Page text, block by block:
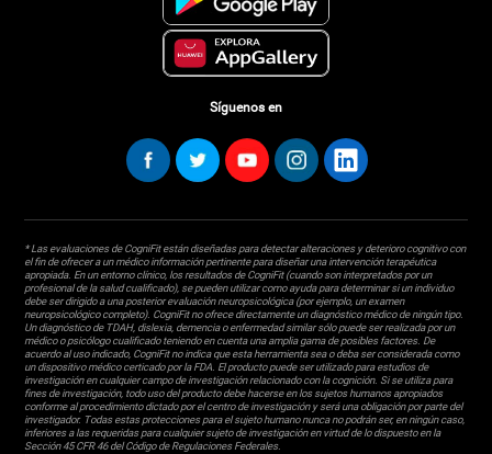
Síguenos en
* Las evaluaciones de CogniFit están diseñadas para detectar alteraciones y deterioro cognitivo con
el fin de ofrecer a un médico información pertinente para diseñar una intervención terapéutica
apropiada. En un entorno clínico, los resultados de CogniFit (cuando son interpretados por un
profesional de la salud cualificado), se pueden utilizar como ayuda para determinar si un individuo
debe ser dirigido a una posterior evaluación neuropsicológica (por ejemplo, un examen
neuropsicológico completo). CogniFit no ofrece directamente un diagnóstico médico de ningún tipo.
Un diagnóstico de TDAH, dislexia, demencia o enfermedad similar sólo puede ser realizada por un
médico o psicólogo cualificado teniendo en cuenta una amplia gama de posibles factores. De
acuerdo al uso indicado, CogniFit no indica que esta herramienta sea o deba ser considerada como
un dispositivo médico certicado por la FDA. El producto puede ser utilizado para estudios de
investigación en cualquier campo de investigación relacionado con la cognición. Si se utiliza para
fines de investigación, todo uso del producto debe hacerse en los sujetos humanos apropiados
conforme al procedimiento dictado por el centro de investigación y será una obligación por parte del
investigador. Todas estas protecciones para el sujeto humano nunca no podrán ser, en ningún caso,
inferiores a las requeridas para cualquier sujeto de investigación en virtud de lo dispuesto en la
Sección 45 CFR 46 del Código de Regulaciones Federales.